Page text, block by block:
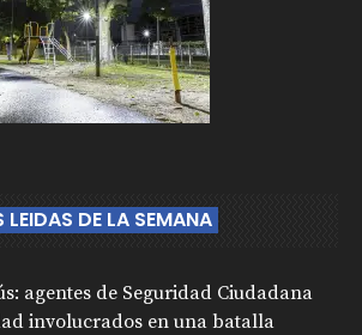
DE LA SEMANA
agentes de Seguridad Ciudadana
involucrados en una batalla